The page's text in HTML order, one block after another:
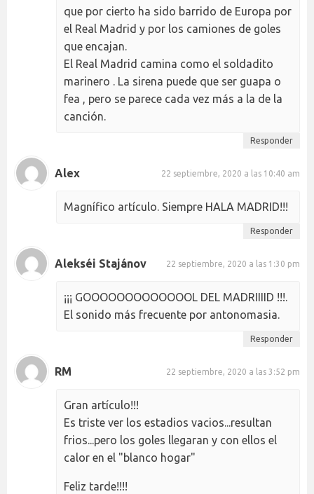
que por cierto ha sido barrido de Europa por
el Real Madrid y por los camiones de goles
que encajan.
El Real Madrid camina como el soldadito
marinero . La sirena puede que ser guapa o
fea , pero se parece cada vez más a la de la
canción.
Responder
Alex 22 septiembre, 2020 a las 10:40 am
Magnífico artículo. Siempre HALA MADRID!!!
Responder
Alekséi Stajánov 22 septiembre, 2020 a las 1:30 pm
¡¡¡ GOOOOOOOOOOOOOL DEL MADRIIIID !!!.
El sonido más frecuente por antonomasia.
Responder
RM 22 septiembre, 2020 a las 3:52 pm
Gran artículo!!!
Es triste ver los estadios vacios...resultan
frios...pero los goles llegaran y con ellos el
calor en el "blanco hogar"
Feliz tarde!!!!